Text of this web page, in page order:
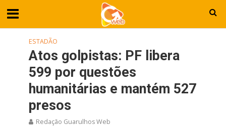
ESTADÃO
Atos golpistas: PF libera
599 por questões
humanitárias e mantém 527
presos
Redação Guarulhos Web